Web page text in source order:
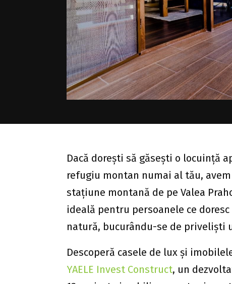
Dacă dorești să găsești o locuință
refugiu montan numai al tău,
stațiune montană de pe Valea
ideală pentru persoanele ce
natură, bucurându-se de priveliști
Descoperă casele de lux și
YAELE Invest Construct, un